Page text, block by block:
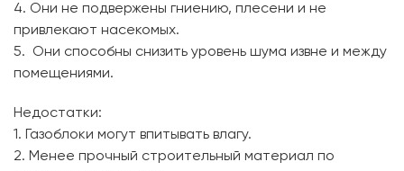
4. Они не подвержены гниению, плесени и не
привлекают насекомых.
5. Они способны снизить уровень шума извне и между
помещениями.
Недостатки:
1. Газоблоки могут впитывать влагу.
2. Менее прочный строительный материал по